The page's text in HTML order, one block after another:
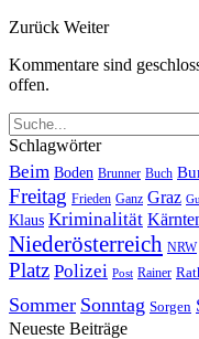
Zurück Weiter
Kommentare sind
offen.
Schlagwörter
Beim Boden Brunner Buch
Freitag Frieden Ganz Graz
Klaus Kriminalität
Niederösterreich NRW
Platz Polizei Post Rainer
Sommer Sonntag Sorgen
Neueste Beiträge